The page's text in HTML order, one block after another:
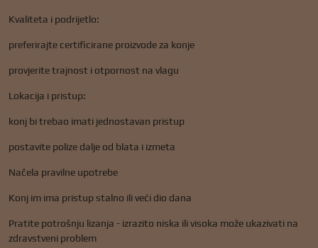
Kvaliteta i podrijetlo:
preferirajte certificirane proizvode za konje
provjerite trajnost i otpornost na vlagu
Lokacija i pristup:
konj bi trebao imati jednostavan pristup
postavite polize dalje od blata i izmeta
Načela pravilne upotrebe
Konj im ima pristup stalno ili veći dio dana
Pratite potrošnju lizanja - izrazito niska ili visoka može ukazivati ​​na
zdravstveni problem